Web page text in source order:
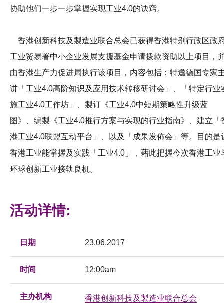
协助他们一步一步掌握实现工业4.0的诀窍。
香港创新科技及製造业联合总会已获得香港特别行政区政
工业贸易署中小企业发展支援基金申请拨款资助以上项目，
由香港生产力促进局执行该项目，内容包括：特邀德国专家
讲「工业4.0高阶知识及应用技术转移研讨会」、「特定行业
施工业4.0工作坊」、製订《工业4.0中短期策略性升级蓝
图》、编製《工业4.0推行方案与实现的行业指南》、建立「
港工业4.0联盟互动平台」、以及「成果发佈会」等。目的是
香港工业能掌握及实践「工业4.0」，藉此把握今次香港工业
环球创新工业接轨良机。
活动详情:
日期 23.06.2017
时间 12:00am
主办机构 香港创新科技及製造业联合总会